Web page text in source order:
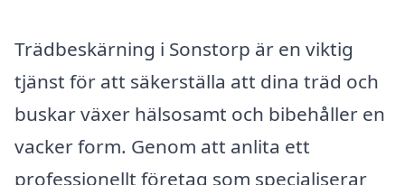
Trädbeskärning i Sonstorp är en viktig
tjänst för att säkerställa att dina träd och
buskar växer hälsosamt och bibehåller en
vacker form. Genom att anlita ett
professionellt företag som specialiserar